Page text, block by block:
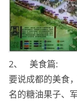
2、 美食篇:
要说成都的美食
名的糖油果子、